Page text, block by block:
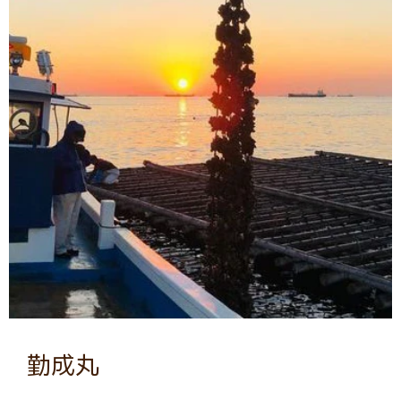
勤成丸